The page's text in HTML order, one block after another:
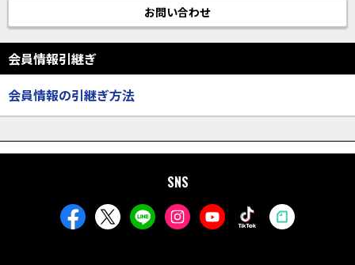
お問い合わせ
会員情報引継ぎ
会員情報の引継ぎ方法
SNS